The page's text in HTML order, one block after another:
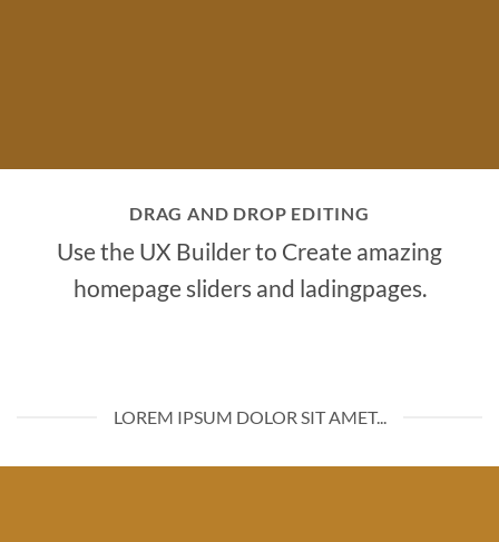
DRAG AND DROP EDITING
Use the UX Builder to Create amazing
homepage sliders and ladingpages.
LOREM IPSUM DOLOR SIT AMET...